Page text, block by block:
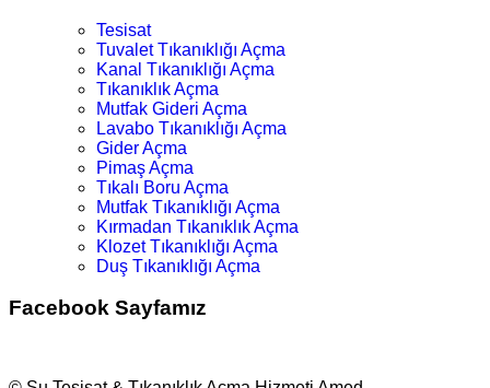
Tesisat
Tuvalet Tıkanıklığı Açma
Kanal Tıkanıklığı Açma
Tıkanıklık Açma
Mutfak Gideri Açma
Lavabo Tıkanıklığı Açma
Gider Açma
Pimaş Açma
Tıkalı Boru Açma
Mutfak Tıkanıklığı Açma
Kırmadan Tıkanıklık Açma
Klozet Tıkanıklığı Açma
Duş Tıkanıklığı Açma
Facebook Sayfamız